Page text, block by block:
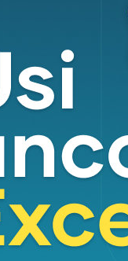
durante
a
il suo
Hauts-de-
a seguito di
giudice
della Corte
a X di